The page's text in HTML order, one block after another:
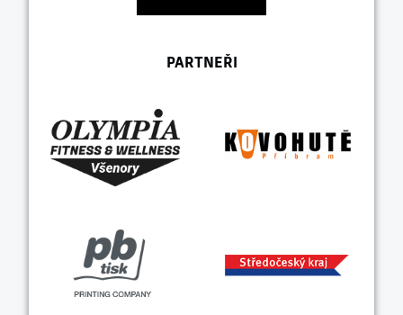
PARTNEŘI